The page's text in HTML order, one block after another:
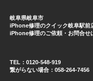
岐阜県岐阜市
iPhone修理のクイック岐阜駅前
iPhone修理のご依頼・お問合せ
TEL：0120-548-919
繋がらない場合：058-264-7456